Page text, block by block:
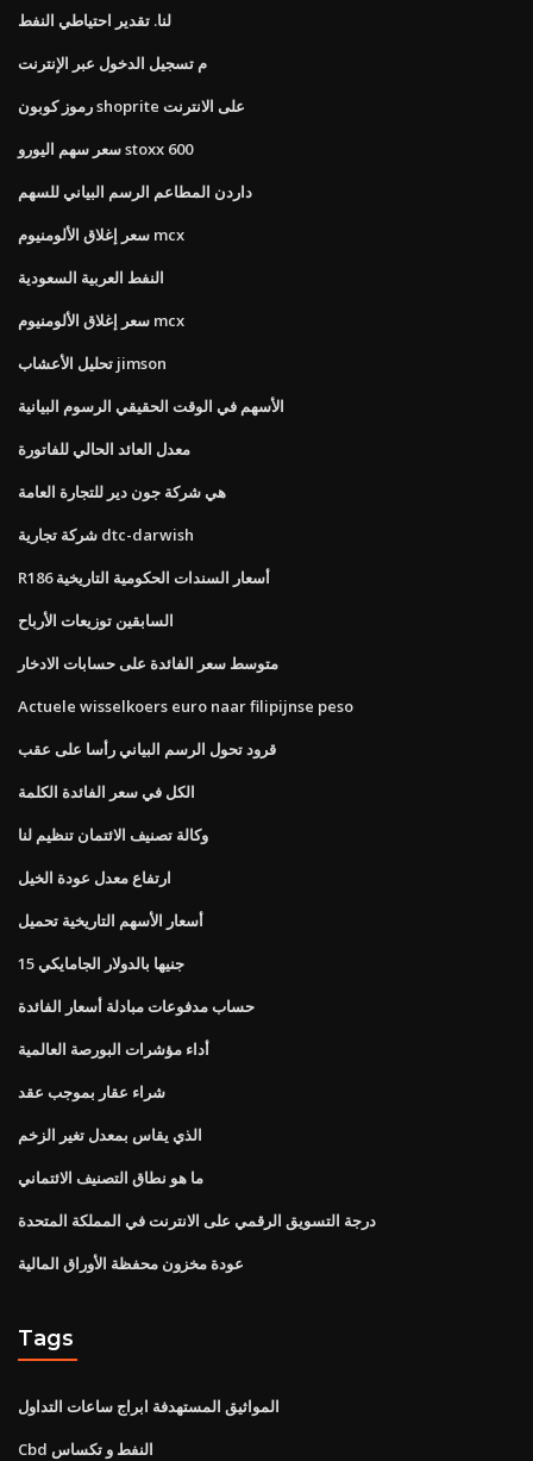
لنا. تقدير احتياطي النفط
م تسجيل الدخول عبر الإنترنت
رموز كوبون shoprite على الانترنت
سعر سهم اليورو stoxx 600
داردن المطاعم الرسم البياني للسهم
سعر إغلاق الألومنيوم mcx
النفط العربية السعودية
سعر إغلاق الألومنيوم mcx
تحليل الأعشاب jimson
الأسهم في الوقت الحقيقي الرسوم البيانية
معدل العائد الحالي للفاتورة
هي شركة جون دير للتجارة العامة
شركة تجارية dtc-darwish
R186 أسعار السندات الحكومية التاريخية
السابقين توزيعات الأرباح
متوسط ​​سعر الفائدة على حسابات الادخار
Actuele wisselkoers euro naar filipijnse peso
قرود تحول الرسم البياني رأسا على عقب
الكل في سعر الفائدة الكلمة
وكالة تصنيف الائتمان تنظيم لنا
ارتفاع معدل عودة الخيل
أسعار الأسهم التاريخية تحميل
15 جنيها بالدولار الجامايكي
حساب مدفوعات مبادلة أسعار الفائدة
أداء مؤشرات البورصة العالمية
شراء عقار بموجب عقد
الذي يقاس بمعدل تغير الزخم
ما هو نطاق التصنيف الائتماني
درجة التسويق الرقمي على الانترنت في المملكة المتحدة
عودة مخزون محفظة الأوراق المالية
Tags
المواثيق المستهدفة ابراج ساعات التداول
Cbd النفط و تكساس